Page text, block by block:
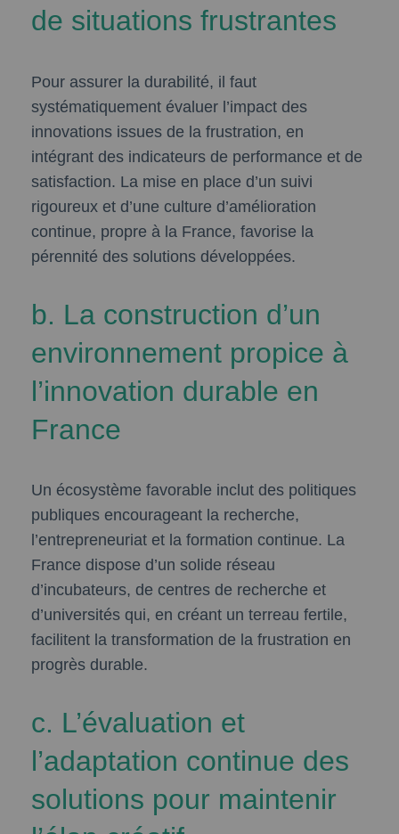
de situations frustrantes
Pour assurer la durabilité, il faut
systématiquement évaluer l’impact des
innovations issues de la frustration, en
intégrant des indicateurs de performance et de
satisfaction. La mise en place d’un suivi
rigoureux et d’une culture d’amélioration
continue, propre à la France, favorise la
pérennité des solutions développées.
b. La construction d’un
environnement propice à
l’innovation durable en
France
Un écosystème favorable inclut des politiques
publiques encourageant la recherche,
l’entrepreneuriat et la formation continue. La
France dispose d’un solide réseau
d’incubateurs, de centres de recherche et
d’universités qui, en créant un terreau fertile,
facilitent la transformation de la frustration en
progrès durable.
c. L’évaluation et
l’adaptation continue des
solutions pour maintenir